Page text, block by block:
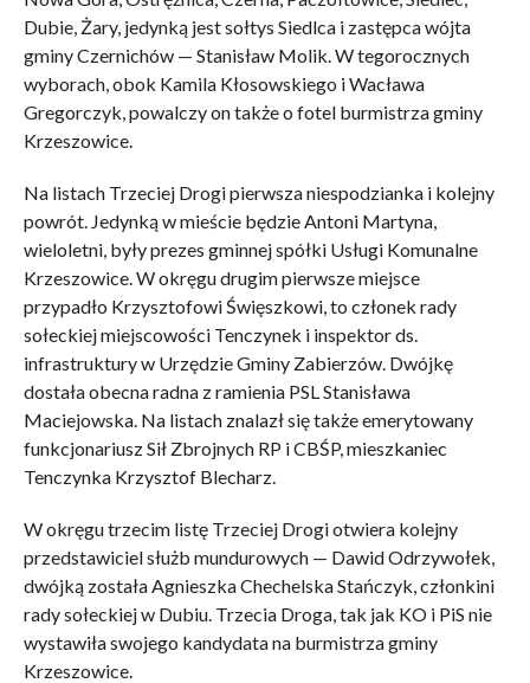
Dubie, Żary, jedynką jest sołtys Siedlca i zastępca wójta
gminy Czernichów — Stanisław Molik. W tegorocznych
wyborach, obok Kamila Kłosowskiego i Wacława
Gregorczyk, powalczy on także o fotel burmistrza gminy
Krzeszowice.
Na listach Trzeciej Drogi pierwsza niespodzianka i kolejny
powrót. Jedynką w mieście będzie Antoni Martyna,
wieloletni, były prezes gminnej spółki Usługi Komunalne
Krzeszowice. W okręgu drugim pierwsze miejsce
przypadło Krzysztofowi Święszkowi, to członek rady
sołeckiej miejscowości Tenczynek i inspektor ds.
infrastruktury w Urzędzie Gminy Zabierzów. Dwójkę
dostała obecna radna z ramienia PSL Stanisława
Maciejowska. Na listach znalazł się także emerytowany
funkcjonariusz Sił Zbrojnych RP i CBŚP, mieszkaniec
Tenczynka Krzysztof Blecharz.
W okręgu trzecim listę Trzeciej Drogi otwiera kolejny
przedstawiciel służb mundurowych — Dawid Odrzywołek,
dwójką została Agnieszka Chechelska Stańczyk, członkini
rady sołeckiej w Dubiu. Trzecia Droga, tak jak KO i PiS nie
wystawiła swojego kandydata na burmistrza gminy
Krzeszowice.